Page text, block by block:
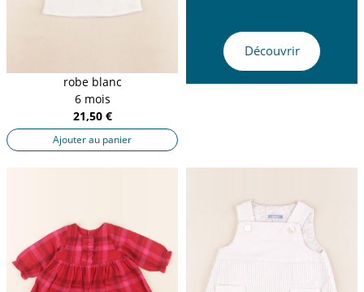
robe blanc
6 mois
21,50 €
Ajouter au panier
Découvrir